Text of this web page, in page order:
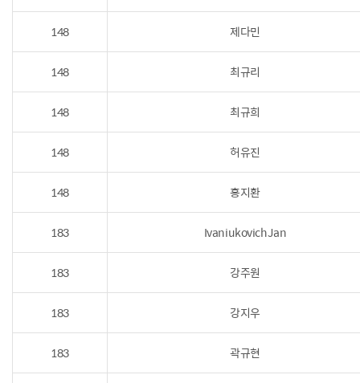
148 제다민
148 최규리
148 최규희
148 허유진
148 홍지환
183 IvaniukovichJan
183 강주원
183 강지우
183 곽규현